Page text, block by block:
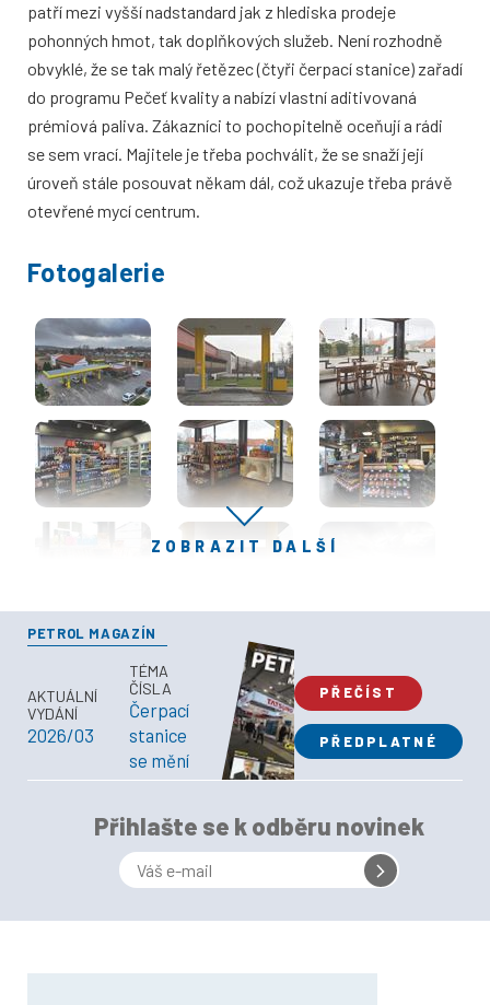
patří mezi vyšší nadstandard jak z hlediska prodeje
pohonných hmot, tak doplňkových služeb. Není rozhodně
obvyklé, že se tak malý řetězec (čtyři čerpací stanice) zařadí
do programu Pečeť kvality a nabízí vlastní aditivovaná
prémiová paliva. Zákazníci to pochopitelně oceňují a rádi
se sem vrací. Majitele je třeba pochválit, že se snaží její
úroveň stále posouvat někam dál, což ukazuje třeba právě
otevřené mycí centrum.
Fotogalerie
ZOBRAZIT DALŠÍ
PETROL MAGAZÍN
AKTUÁLNÍ
VYDÁNÍ
2026/03
TÉMA
ČÍSLA
Čerpací
stanice
se mění
PŘEČÍST
PŘEDPLATNÉ
Přihlašte se k odběru novinek